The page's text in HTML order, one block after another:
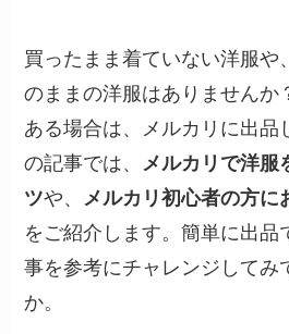
買ったまま着ていない洋服や
のままの洋服はありませんか
ある場合は、メルカリに出品
の記事では、 メルカリで洋服
ツや、 メルカリ初心者の方に
をご紹介します。簡単に出品
事を参考にチャレンジしてみ
か。